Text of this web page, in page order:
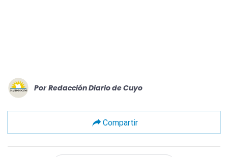
Por Redacción Diario de Cuyo
Compartir